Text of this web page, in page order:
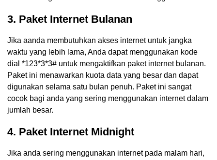
3. Paket Internet Bulanan
Jika aanda membutuhkan akses internet untuk jangka
waktu yang lebih lama, Anda dapat menggunakan kode
dial *123*3*3# untuk mengaktifkan paket internet bulanan.
Paket ini menawarkan kuota data yang besar dan dapat
digunakan selama satu bulan penuh. Paket ini sangat
cocok bagi anda yang sering menggunakan internet dalam
jumlah besar.
4. Paket Internet Midnight
Jika anda sering menggunakan internet pada malam hari,